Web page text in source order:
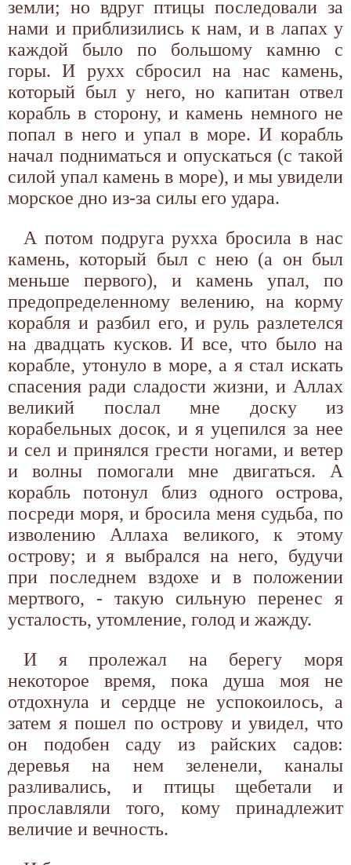
земли; но вдруг птицы последовали за
нами и приблизились к нам, и в лапах у
каждой было по большому камню с
горы. И рухх сбросил на нас камень,
который был у него, но капитан отвел
корабль в сторону, и камень немного не
попал в него и упал в море. И корабль
начал подниматься и опускаться (с такой
силой упал камень в море), и мы увидели
морское дно из-за силы его удара.
А потом подруга рухха бросила в нас
камень, который был с нею (а он был
меньше первого), и камень упал, по
предопределенному велению, на корму
корабля и разбил его, и руль разлетелся
на двадцать кусков. И все, что было на
корабле, утонуло в море, а я стал искать
спасения ради сладости жизни, и Аллах
великий послал мне доску из
корабельных досок, и я уцепился за нее
и сел и принялся грести ногами, и ветер
и волны помогали мне двигаться. А
корабль потонул близ одного острова,
посреди моря, и бросила меня судьба, по
изволению Аллаха великого, к этому
острову; и я выбрался на него, будучи
при последнем вздохе и в положении
мертвого, - такую сильную перенес я
усталость, утомление, голод и жажду.
И я пролежал на берегу моря
некоторое время, пока душа моя не
отдохнула и сердце не успокоилось, а
затем я пошел по острову и увидел, что
он подобен саду из райских садов:
деревья на нем зеленели, каналы
разливались, и птицы щебетали и
прославляли того, кому принадлежит
величие и вечность.